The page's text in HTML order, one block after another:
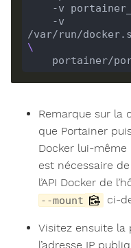
-v
Remarque sur la
que Portainer
Docker lui-même
est nécessaire
l’API Docker de
--mount ci-
Visitez ensuite la
l’adresse IP